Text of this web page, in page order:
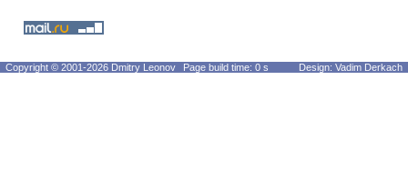
Copyright © 2001-2026 Dmitry Leonov Page build time: 0 s Design: Vadim Derkach